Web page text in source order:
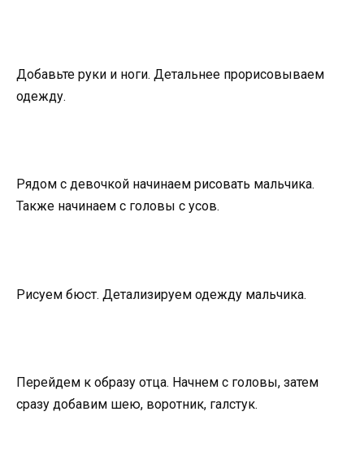
Добавьте руки и ноги. Детальнее прорисовываем
одежду.
Рядом с девочкой начинаем рисовать мальчика.
Также начинаем с головы с усов.
Рисуем бюст. Детализируем одежду мальчика.
Перейдем к образу отца. Начнем с головы, затем
сразу добавим шею, воротник, галстук.